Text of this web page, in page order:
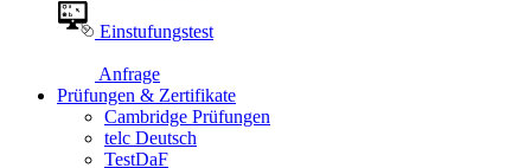
Einstufungstest
Anfrage
Prüfungen & Zertifikate
Cambridge Prüfungen
telc Deutsch
TestDaF